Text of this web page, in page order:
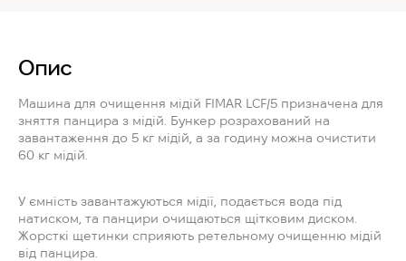
Опис
Машина для очищення мідій FIMAR LCF/5 призначена для
зняття панцира з мідій. Бункер розрахований на
завантаження до 5 кг мідій, а за годину можна очистити
60 кг мідій.
У ємність завантажуються мідії, подається вода під
натиском, та панцири очищаються щітковим диском.
Жорсткі щетинки сприяють ретельному очищенню мідій
від панцира.